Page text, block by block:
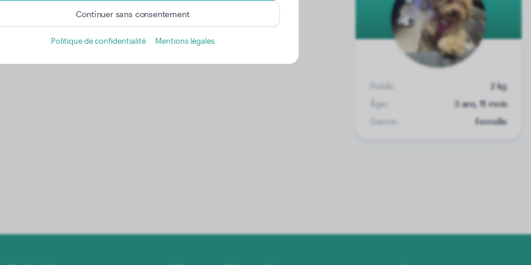
Poids:
2 kg
Âge:
3 ans, 11 mois
Genre:
Femelle
Vous trouverez ici une liste de nos partenaires publicitaires.
Plus d'informations dans notre politique de confidentialité
Continuer sans consentement
Politique de confidentialité Mentions légales